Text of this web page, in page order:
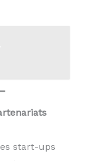
start-ups